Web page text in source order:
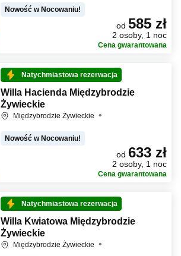
Nowość w Nocowaniu!
od 585 zł
2 osoby, 1 noc
Cena gwarantowana
Natychmiastowa rezerwacja
Willa Hacienda Międzybrodzie
Żywieckie
Międzybrodzie Żywieckie
Nowość w Nocowaniu!
od 633 zł
2 osoby, 1 noc
Cena gwarantowana
Natychmiastowa rezerwacja
Willa Kwiatowa Międzybrodzie
Żywieckie
Międzybrodzie Żywieckie